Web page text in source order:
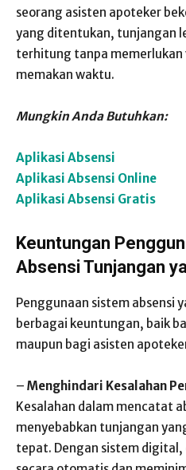
seorang asisten apoteker
yang ditentukan, tunjangan
terhitung tanpa memerlukan
memakan waktu.
Mungkin Anda Butuhkan:
Aplikasi Absensi
Aplikasi Absensi Online
Aplikasi Absensi Gratis
Keuntungan
Absensi Tunjangan
Penggunaan sistem absensi
berbagai keuntungan, baik
maupun bagi asisten
– Menghindari Kesalahan
Kesalahan dalam mencatat
menyebabkan tunjangan
tepat. Dengan sistem